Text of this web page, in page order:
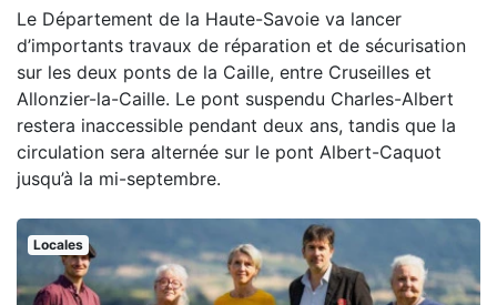
Le Département de la Haute-Savoie va lancer
d’importants travaux de réparation et de sécurisation
sur les deux ponts de la Caille, entre Cruseilles et
Allonzier-la-Caille. Le pont suspendu Charles-Albert
restera inaccessible pendant deux ans, tandis que la
circulation sera alternée sur le pont Albert-Caquot
jusqu’à la mi-septembre.
Locales